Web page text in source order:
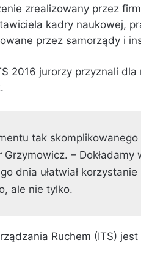
zrealizowany przez
kadry naukowej,
przez samorządy i
2016 jurorzy przyznali
tak
–
dnia ułatwiał
ale nie tylko.
Ruchem (ITS)